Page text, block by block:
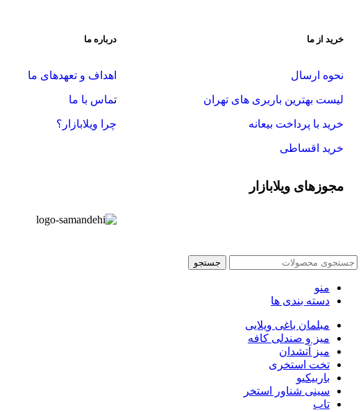
خرید از ما
نحوه ارسال
لیست بهترین باربری های تهران
خرید با پرداخت بیعانه
خرید اقساطی
درباره ما
اهداف و تعهدهای ما
تماس با ما
چرا ویلابازار؟
مجوزهای ویلابازار
جستجو
منو
دسته بندی ها
مبلمان باغی ویلایی
میز و صندلی کافه
میز آتشدان
تخت استخری
باربیکیو
سینی شناور استخر
تاب